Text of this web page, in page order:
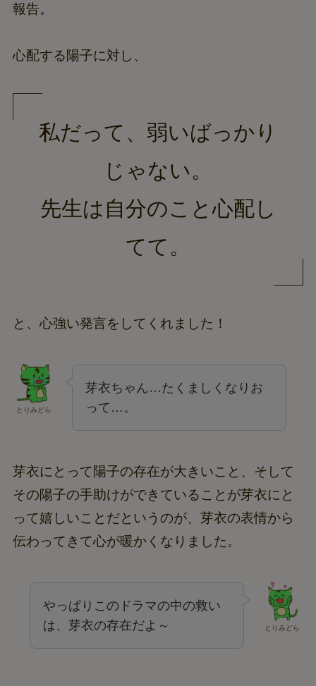
報告。
心配する陽子に対し、
私だって、弱いばっかり
じゃない。
先生は自分のこと心配し
てて。
と、心強い発言をしてくれました！
とりみどら
芽衣ちゃん…たくましくなりお
って…。
芽衣にとって陽子の存在が大きいこと、そして
その陽子の手助けができていることが芽衣にと
って嬉しいことだというのが、芽衣の表情から
伝わってきて心が暖かくなりました。
とりみどら
やっぱりこのドラマの中の救い
は、芽衣の存在だよ～